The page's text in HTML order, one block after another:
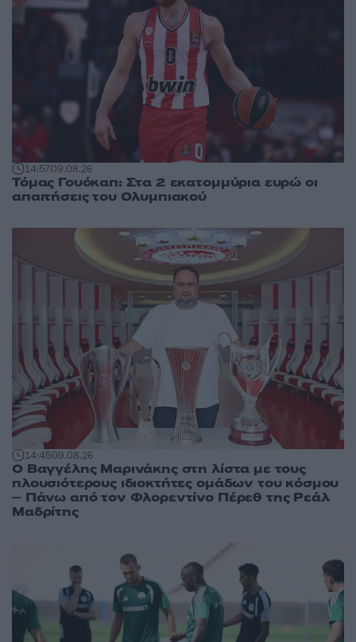
14:5709.08.26
Τόμας Γουόκαπ: Στα 2 εκατομμύρια ευρώ οι
απαιτήσεις του Ολυμπιακού
14:4509.08.26
Ο Βαγγέλης Μαρινάκης στη λίστα με τους
πλουσιότερους ιδιοκτήτες ομάδων του κόσμου
– Πάνω από τον Φλορεντίνο Πέρεθ της Ρεάλ
Μαδρίτης